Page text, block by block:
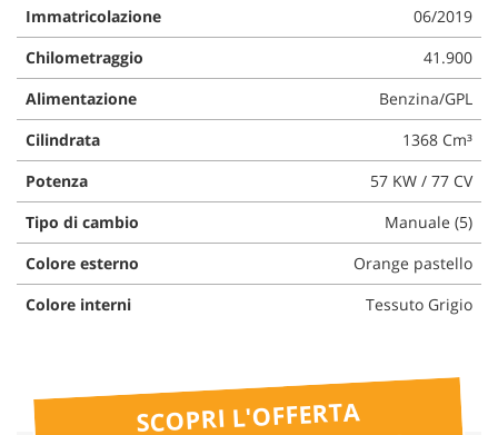
Immatricolazione
06/2019
Chilometraggio
41.900
Alimentazione
Benzina/GPL
Cilindrata
1368 Cm³
Potenza
57 KW / 77 CV
Tipo di cambio
Manuale (5)
Colore esterno
Orange pastello
Colore interni
Tessuto Grigio
SCOPRI L'OFFERTA
questi
strumenti
di
tracciamento
si
rimanda
alla
cookie
policy.
Puoi
rivedere
e
modificare
le
qualsiasi
momento.